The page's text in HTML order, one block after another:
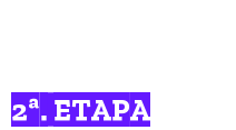
2ª. ETAPA